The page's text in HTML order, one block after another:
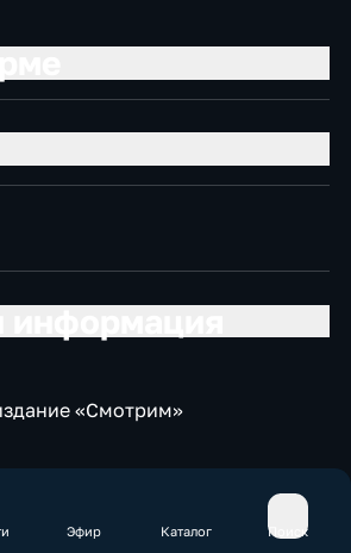
Эфир Каталог Поиск
«Смотрим»